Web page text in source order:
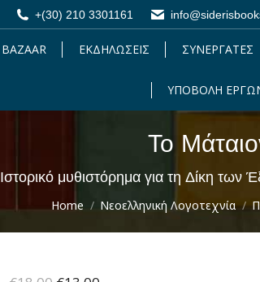
+(30) 210 3301161
BAZAAR ΕΚΔΗΛΩΣΕΙΣ ΣΥΝΕΡΓΑΤΕΣ
ΥΠΟΒΟΛΗ
Το
Ιστορικό μυθιστόρημα για τη Δίκη των
You are
Home Νεοελληνική Λογοτεχνία
+(30) 210 3301161
BAZAAR ΕΚΔΗΛΩΣΕΙΣ ΣΥΝΕΡΓΑΤΕΣ
ΥΠΟΒΟΛΗ